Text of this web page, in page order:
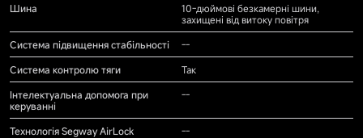
Шина
10-дюймові безкамерні шини,
захищені від витоку повітря
Система підвищення стабільності
--
Система контролю тяги
Так
Інтелектуальна допомога при
керуванні
--
Технологія Segway AirLock
--